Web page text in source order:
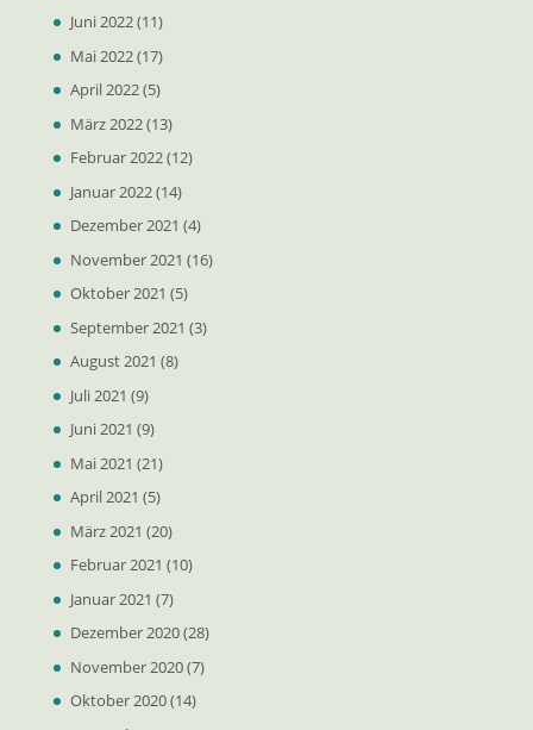
Juni 2022(11)
Mai 2022(17)
April 2022(5)
März 2022(13)
Februar 2022(12)
Januar 2022(14)
Dezember 2021 (4)
November 2021 (16)
Oktober 2021 (5)
September 2021 (3)
August 2021 (8)
Juli 2021 (9)
Juni 2021 (9)
Mai 2021 (21)
April 2021 (5)
März 2021 (20)
Februar 2021 (10)
Januar 2021 (7)
Dezember 2020(28)
November 2020(7)
Oktober 2020(14)